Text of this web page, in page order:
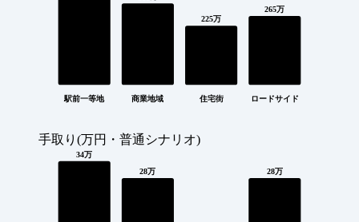
駅前一等地 商業地域
225万
住宅街
265万
ロードサイド
手取り(万円・普通シナリオ)
34万
28万 28万